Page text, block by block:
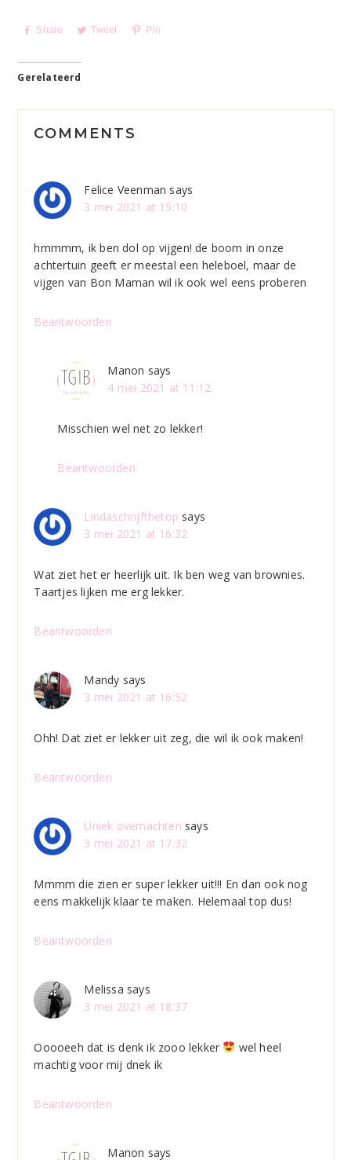
Share Tweet Pin
Gerelateerd
Reader
COMMENTS
Felice Veenman says
3 mei 2021 at 15:10
hmmmm, ik ben dol op vijgen! de boom in onze
achtertuin geeft er meestal een heleboel, maar de
vijgen van Bon Maman wil ik ook wel eens proberen
Beantwoorden
Manon says
4 mei 2021 at 11:12
Misschien wel net zo lekker!
Beantwoorden
Lindaschrijfthetop says
3 mei 2021 at 16:32
Wat ziet het er heerlijk uit. Ik ben weg van brownies.
Taartjes lijken me erg lekker.
Beantwoorden
Mandy says
3 mei 2021 at 16:52
Ohh! Dat ziet er lekker uit zeg, die wil ik ook maken!
Beantwoorden
Uniek overnachten says
3 mei 2021 at 17:32
Mmmm die zien er super lekker uit!!! En dan ook nog
eens makkelijk klaar te maken. Helemaal top dus!
Beantwoorden
Melissa says
3 mei 2021 at 18:37
Ooooeeh dat is denk ik zooo lekker
wel heel
machtig voor mij dnek ik
Beantwoorden
Manon says